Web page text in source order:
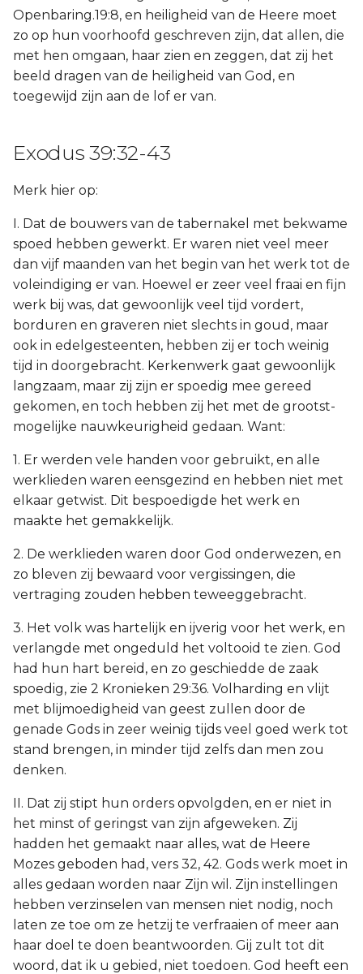
Openbaring.19:8, en heiligheid van de Heere moet
zo op hun voorhoofd geschreven zijn, dat allen, die
met hen omgaan, haar zien en zeggen, dat zij het
beeld dragen van de heiligheid van God, en
toegewijd zijn aan de lof er van.
Exodus 39:32-43
Merk hier op:
I. Dat de bouwers van de tabernakel met bekwame
spoed hebben gewerkt. Er waren niet veel meer
dan vijf maanden van het begin van het werk tot de
voleindiging er van. Hoewel er zeer veel fraai en fijn
werk bij was, dat gewoonlijk veel tijd vordert,
borduren en graveren niet slechts in goud, maar
ook in edelgesteenten, hebben zij er toch weinig
tijd in doorgebracht. Kerkenwerk gaat gewoonlijk
langzaam, maar zij zijn er spoedig mee gereed
gekomen, en toch hebben zij het met de grootst-
mogelijke nauwkeurigheid gedaan. Want:
1. Er werden vele handen voor gebruikt, en alle
werklieden waren eensgezind en hebben niet met
elkaar getwist. Dit bespoedigde het werk en
maakte het gemakkelijk.
2. De werklieden waren door God onderwezen, en
zo bleven zij bewaard voor vergissingen, die
vertraging zouden hebben teweeggebracht.
3. Het volk was hartelijk en ijverig voor het werk, en
verlangde met ongeduld het voltooid te zien. God
had hun hart bereid, en zo geschiedde de zaak
spoedig, zie 2 Kronieken 29:36. Volharding en vlijt
met blijmoedigheid van geest zullen door de
genade Gods in zeer weinig tijds veel goed werk tot
stand brengen, in minder tijd zelfs dan men zou
denken.
II. Dat zij stipt hun orders opvolgden, en er niet in
het minst of geringst van zijn afgeweken. Zij
hadden het gemaakt naar alles, wat de Heere
Mozes geboden had, vers 32, 42. Gods werk moet in
alles gedaan worden naar Zijn wil. Zijn instellingen
hebben verzinselen van mensen niet nodig, noch
laten ze toe om ze hetzij te verfraaien of meer aan
haar doel te doen beantwoorden. Gij zult tot dit
woord, dat ik u gebied, niet toedoen. God heeft een